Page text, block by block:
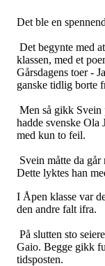
Det ble en
Det begynte med
klassen, med et
Gårsdagens toer -
ganske tidlig borte
Men så gikk Svein
hadde svenske Ola
med kun to feil.
Svein måtte da
Dette lyktes han
I Åpen klasse var
den andre falt ifra.
På slutten sto
Gaio. Begge gikk
tidsposten.